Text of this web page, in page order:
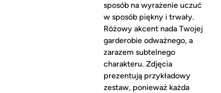
sposób na wyrażenie uczuć
w sposób piękny i trwały.
Różowy akcent nada Twojej
garderobie odważnego, a
zarazem subtelnego
charakteru. Zdjęcia
prezentują przykładowy
zestaw, ponieważ każda